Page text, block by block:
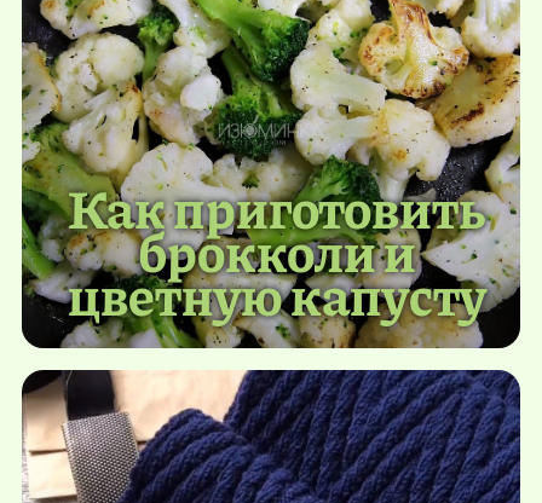
Как приготовить
брокколи и
цветную капусту